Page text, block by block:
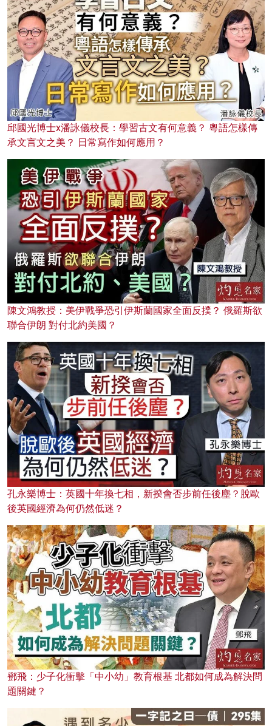
邱國光博士x潘詠儀校長：學習古文有何意義？ 粵語怎樣傳
承文言文之美？ 日常寫作如何應用？
陳文鴻教授：美伊戰爭恐引伊斯蘭國家全面反撲？ 俄羅斯欲
聯合伊朗 對付北約美國？
孔永樂博士：英國十年換七相，新揆會否步前任後塵？脫歐
後英國經濟為何仍然低迷？
鄧飛：少子化衝擊「中小幼」教育根基 北都如何成為解決問
題關鍵？